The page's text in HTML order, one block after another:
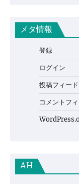
メタ情報
登録
ログイン
投稿フィード
コメントフ
AH